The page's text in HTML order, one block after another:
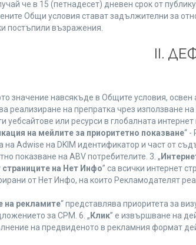
че в 15 (петнадесет) дневен срок от
Общи условия стават задължителни за
постъпили възражения.
ІІ.
значение навсякъде в Общите условия, освен
реализиране на препратка чрез използване
или ресурси в глобалната
на мейлите за приоритетно показване“ -
Adwise на DKIM идентификатор и част от
показване на ABV потребителите. 3. „
страниците на Нет Инфо” са всички интернет
от Нет Инфо, на които Рекламодателят
на рекламите“ представлява приоритета за
за CPM. 6. „ Клик” е извършване на
на предвиденото в рекламния формат